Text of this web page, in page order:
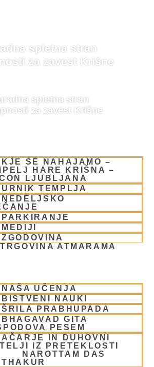
spletna stran
za zavest Krišne
spletna stran
za zavest Krišne
KJE SE NAHAJAMO –
HARE KRIŠNA –
LJUBLJANA
URNIK TEMPLJA
NEDELJSKO
PARKIRANJE
MEDIJI
ZGODOVINA
TRGOVINA ATMARAMA
NAŠA UČENJA
BISTVENI NAUKI
ŠRILA PRABHUPADA
BHAGAVAD GITA
PESEM
AČARJE IN DUHOVNI
IZ PRETEKLOSTI
NAROTTAM DAS
THAKUR